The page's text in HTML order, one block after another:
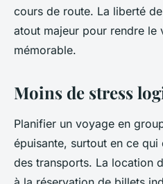
cours de route. La liberté
atout majeur pour rendre le
mémorable.
Moins de stress
Planifier un voyage en
épuisante, surtout en ce
des transports. La location